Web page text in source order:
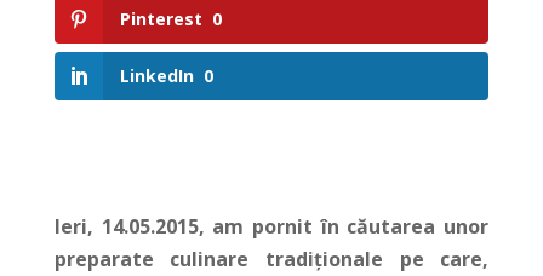
Pinterest 0
LinkedIn 0
Ieri, 14.05.2015, am pornit în căutarea unor
preparate culinare tradiționale pe care,